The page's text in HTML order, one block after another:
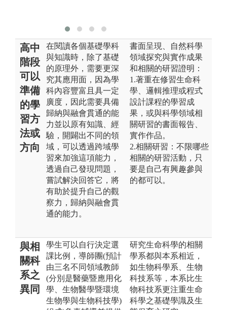
高中
階段
可以
準備
的學
習方
法或
方向
在閱讀各個基礎學科
與知識時，除了基礎
的原理外，需要更深
究其應用面，因為學
科內容豐富且具一定
廣度，因此需要具備
歸納與融會貫通的能
力並以原有知識、經
驗，開闢出不同的領
域，可以透過跨域學
習來加強這項能力，
透過自己發現問題，
嘗試解決回答它，將
有助於提升自己的觀
察力，歸納與融會貫
通的能力。
書面呈現、自然科學
領域探究與實作成果
和相關的研習證明：
1.著重在修習生命科
學、邏輯推理或程式
設計課程的學習成
果，或與科學領域相
關研習的書面報告、
實作作品。
2.相關研習：不限哪些
相關的研習活動，只
要是自己有興趣參與
的都可以。
與相
關科
系之
異同
學生可以自行決定選
課比例，導師團(預計
由三名不同領域教師
(分別是醫藥暨應用化
學、生物醫學暨環境
生物學與生物科技學)
研究生命科學的相關
學系都與本系相近，
如生物科學系、生物
科技系等，本系比生
物科技系更注重生命
科學之基礎學識及生